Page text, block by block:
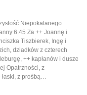
Niepokalanego
6.45 Za ++ Joannę i
Tiszbierek, Ingę i
dziadków z czterech
++ kapłanów i dusze
Opatrzności, z
z prośbą…